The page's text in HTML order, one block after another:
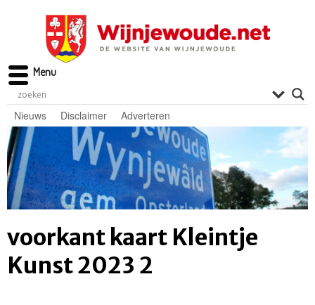
Nieuws Disclaimer Adverteren
voorkant kaart Kleintje
Kunst 2023 2
Menu